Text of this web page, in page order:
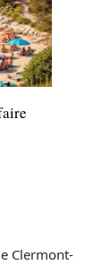
Clermont-